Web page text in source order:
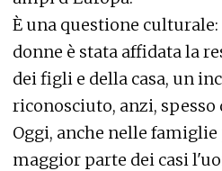
È una questione
donne è stata affidata la
dei figli e della casa, un
riconosciuto, anzi, spesso
Oggi, anche nelle
maggior parte dei casi